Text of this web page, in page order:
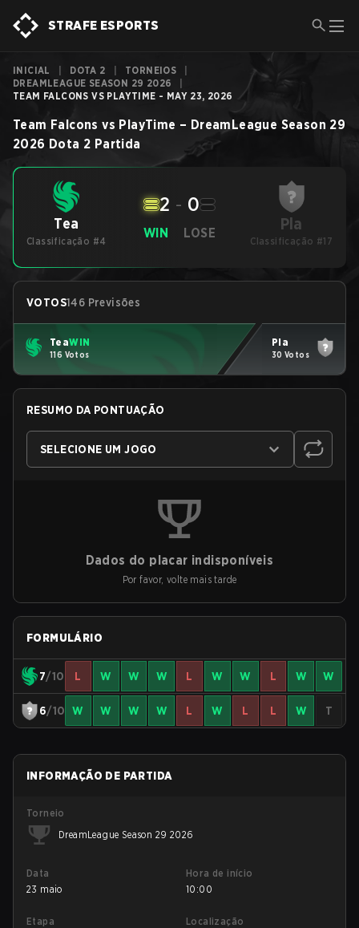
STRAFE ESPORTS
INICIAL DOTA 2 TORNEIOS
DREAMLEAGUE SEASON 29 2026
TEAM FALCONS VS PLAYTIME - MAY 23, 2026
Team Falcons vs PlayTime – DreamLeague Season 29
2026 Dota 2 Partida
Tea
Classificação #4
WIN
2 - 0
LOSE Pla
Classificação #17
VOTOS146 Previsões
TeaWIN
116 Votos
Pla
30 Votos
RESUMO DA PONTUAÇÃO
SELECIONE UM JOGO
Dados do placar indisponíveis
Por favor, volte mais tarde
FORMULÁRIO
7/10 L W W W L W W L W W
6/10 W W W W L W L L W T
INFORMAÇÃO DE PARTIDA
Torneio
DreamLeague Season 29 2026
Data
23 maio
Hora de início
10:00
Etapa
Localização